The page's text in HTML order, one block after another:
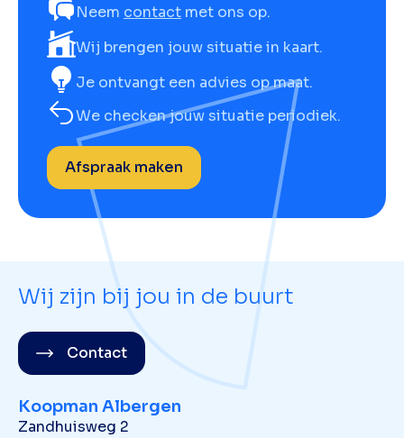
Neem contact met ons op.
Wij brengen jouw situatie in kaart.
Je ontvangt een advies op maat.
We checken jouw situatie periodiek.
Afspraak maken
Wij zijn bij jou in de buurt
Contact
Koopman Albergen
Zandhuisweg 2